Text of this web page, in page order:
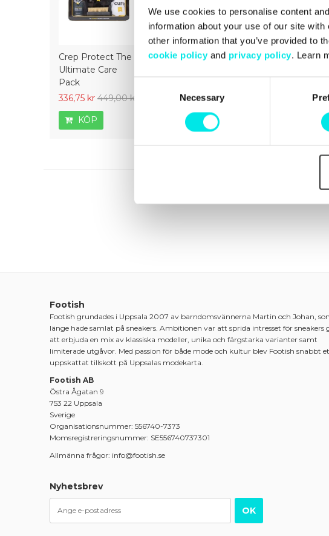
We use cookies to personalise content
information about your use of our site
other information that you’ve provided to
cookie policy and privacy policy. Learn
Selection
Necessary
Crep Protect The
Ultimate Care
Pack
336,75 kr 449,00 kr
KÖP
Crep Protect Mark
169,00 kr
Crep Protect The
Footish
Footish grundades i Uppsala 2007 av barndomsvännerna Martin och Johan,
länge hade samlat på sneakers. Ambitionen var att sprida intresset för sneakers
att erbjuda en mix av klassiska modeller, unika och färgstarka varianter samt
limiterade utgåvor. Med passion för både mode och kultur blev Footish snabbt
uppskattat tillskott på Uppsalas modekarta.
Footish AB
Östra Ågatan 9
753 22 Uppsala
Sverige
Organisationsnummer: 556740-7373
Momsregistreringsnummer: SE556740737301
Allmänna frågor: info@footish.se
Nyhetsbrev
OK